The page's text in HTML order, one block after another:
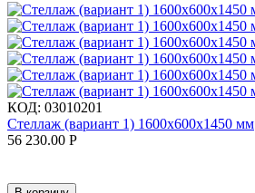
КОД: 03010201
Стеллаж (вариант 1) 1600x600x1450 мм
56 230.00 Р